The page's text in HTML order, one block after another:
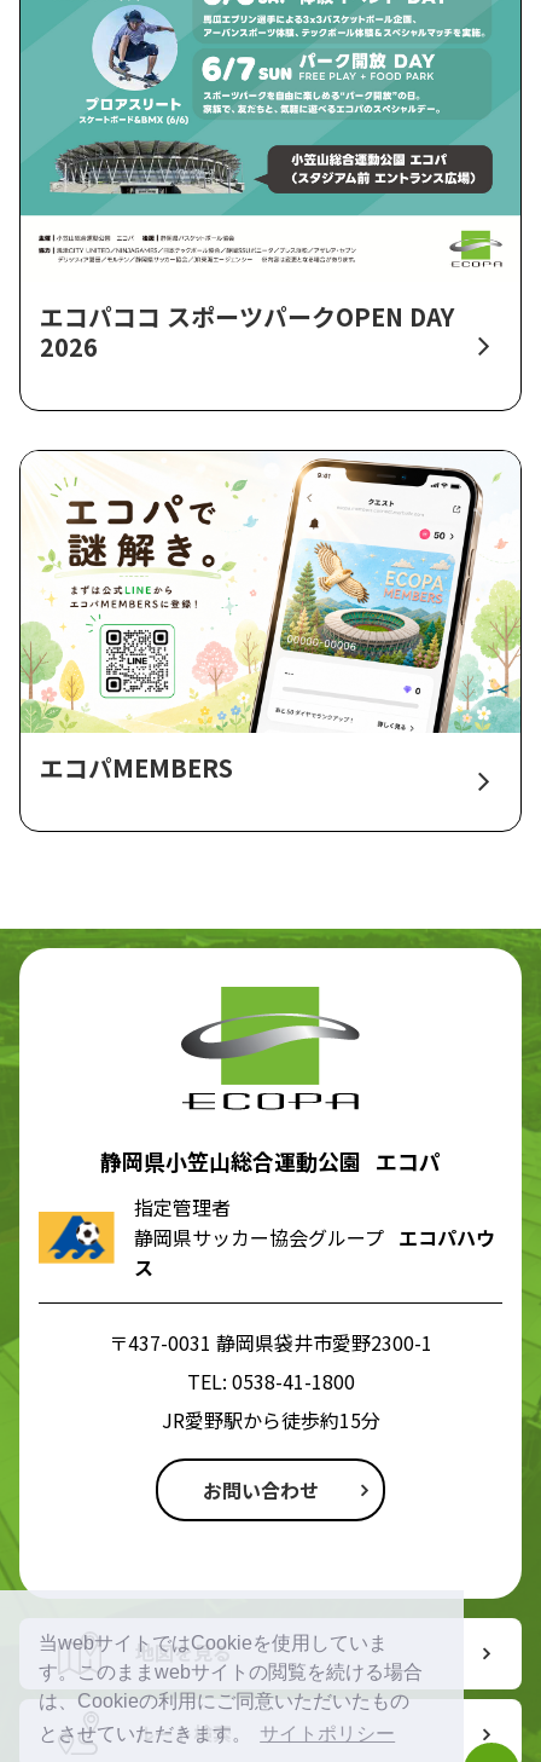
当webサイトではCookieを使用していま
す。このままwebサイトの閲覧を続ける場合
は、Cookieの利用にご同意いただいたもの
とさせていただきます。
サイトポリシー
エコパココ スポーツパークOPEN DAY
2026
エコパMEMBERS
静岡県小笠山総合運動公園 エコパ
指定管理者
静岡県サッカー協会グループ エコパハウ
ス
〒437-0031 静岡県袋井市愛野2300-1
TEL: 0538-41-1800
JR愛野駅から徒歩約15分
お問い合わせ
地図を見る
ルート検索